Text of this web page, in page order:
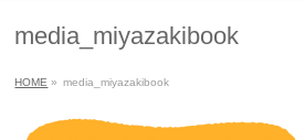
media_miyazakibook
HOME » media_miyazakibook